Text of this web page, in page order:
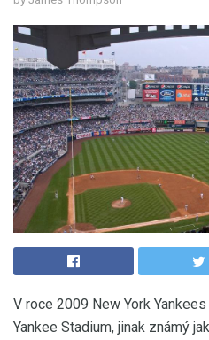
V roce 2009 New York
Yankee Stadium, jinak známý